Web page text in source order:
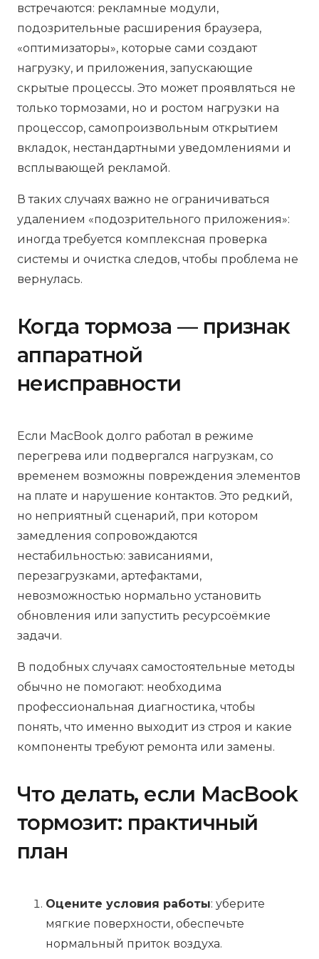
встречаются: рекламные модули,
подозрительные расширения браузера,
«оптимизаторы», которые сами создают
нагрузку, и приложения, запускающие
скрытые процессы. Это может проявляться не
только тормозами, но и ростом нагрузки на
процессор, самопроизвольным открытием
вкладок, нестандартными уведомлениями и
всплывающей рекламой.
В таких случаях важно не ограничиваться
удалением «подозрительного приложения»:
иногда требуется комплексная проверка
системы и очистка следов, чтобы проблема не
вернулась.
Когда тормоза — признак
аппаратной
неисправности
Если MacBook долго работал в режиме
перегрева или подвергался нагрузкам, со
временем возможны повреждения элементов
на плате и нарушение контактов. Это редкий,
но неприятный сценарий, при котором
замедления сопровождаются
нестабильностью: зависаниями,
перезагрузками, артефактами,
невозможностью нормально установить
обновления или запустить ресурсоёмкие
задачи.
В подобных случаях самостоятельные методы
обычно не помогают: необходима
профессиональная диагностика, чтобы
понять, что именно выходит из строя и какие
компоненты требуют ремонта или замены.
Что делать, если MacBook
тормозит: практичный
план
Оцените условия работы: уберите
мягкие поверхности, обеспечьте
нормальный приток воздуха.